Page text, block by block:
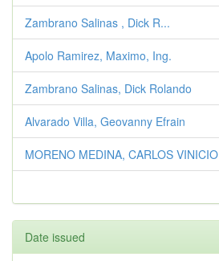
Zambrano Salinas , Dick R...
Apolo Ramirez, Maximo, Ing.
Zambrano Salinas, Dick Rolando
Alvarado Villa, Geovanny Efrain
MORENO MEDINA, CARLOS VINICIO
Date issued